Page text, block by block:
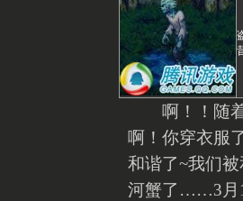
啊！！随着
啊！你穿衣服
和谐了~我们
河蟹了……3月